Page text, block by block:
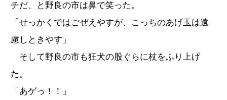
チだ、と野良の市は鼻で笑った。
「せっかくではごぜえやすが、こっちのあげ玉は遠
慮しときやす」
そして野良の市も狂犬の股ぐらに杖をふり上げ
た。
「あゲっ！！」